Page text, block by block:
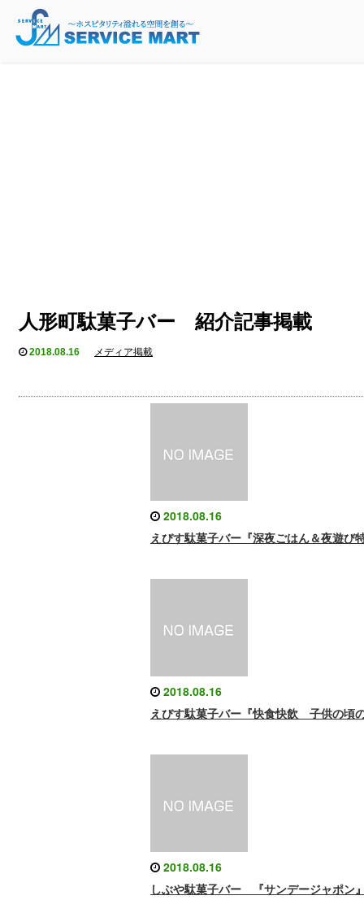
人形町駄菓子バー 紹介記事掲載
2018.08.16 メディア掲載
2018.08.16
えびす駄菓子バー『深夜ごはん＆夜遊び
2018.08.16
えびす駄菓子バー『快食快飲 子供の頃
2018.08.16
しぶや駄菓子バー 『サンデージャポン